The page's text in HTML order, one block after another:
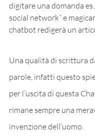
digitare una domanda es.
social network” e
chatbot redigerà un
Una qualità di scrittura
parole, infatti questo
per l’uscita di questa
rimane sempre una
invenzione dell’uomo.